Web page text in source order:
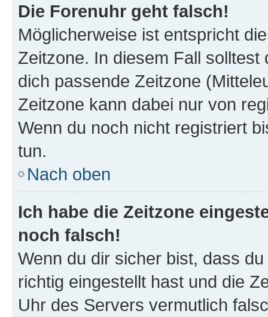
Die Forenuhr geht falsch!
Möglicherweise ist entspricht
Zeitzone. In diesem Fall solltest
dich passende Zeitzone
Zeitzone kann dabei nur von
Wenn du noch nicht registriert
tun.
Nach oben
Ich habe die Zeitzone
noch falsch!
Wenn du dir sicher bist, dass
richtig eingestellt hast und die
Uhr des Servers vermutlich